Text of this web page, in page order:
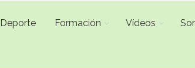
Deporte Formación Vídeos